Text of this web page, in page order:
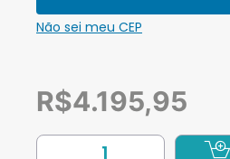
Não sei meu CEP
R$4.195,95